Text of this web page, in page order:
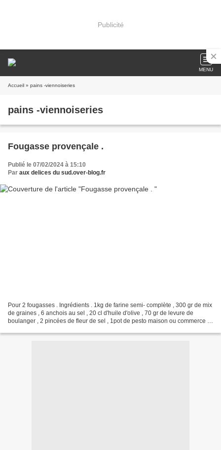
Publicité
MENU
Accueil » pains -viennoiseries
pains -viennoiseries
Fougasse provençale .
Publié le 07/02/2024 à 15:10
Par aux delices du sud.over-blog.fr
Pour 2 fougasses . Ingrédients . 1kg de farine semi- complète , 300 gr de mix
de graines , 6 anchois au sel , 20 cl d'huile d'olive , 70 gr de levure de
boulanger , 2 pincées de fleur de sel , 1pot de pesto maison ou commerce ,